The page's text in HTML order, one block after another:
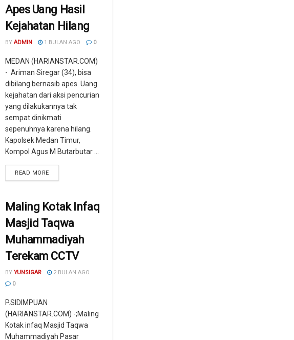
Apes Uang Hasil
Kejahatan Hilang
BY ADMIN 1 BULAN AGO 0
MEDAN (HARIANSTAR.COM)
- Ariman Siregar (34), bisa
dibilang bernasib apes. Uang
kejahatan dari aksi pencurian
yang dilakukannya tak
sempat dinikmati
sepenuhnya karena hilang.
Kapolsek Medan Timur,
Kompol Agus M Butarbutar ...
READ MORE
Maling Kotak Infaq
Masjid Taqwa
Muhammadiyah
Terekam CCTV
BY YUNSIGAR
2 BULAN AGO
0
P.SIDIMPUAN
(HARIANSTAR.COM) -;Maling
Kotak infaq Masjid Taqwa
Muhammadiyah Pasar